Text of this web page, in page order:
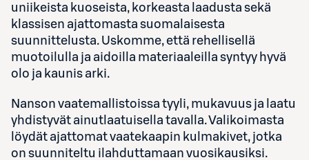
uniikeista kuoseista, korkeasta laadusta sekä
klassisen ajattomasta suomalaisesta
suunnittelusta. Uskomme, että rehellisellä
muotoilulla ja aidoilla materiaaleilla syntyy hyvä
olo ja kaunis arki.
Nanson vaatemallistoissa tyyli, mukavuus ja laatu
yhdistyvät ainutlaatuisella tavalla. Valikoimasta
löydät ajattomat vaatekaapin kulmakivet, jotka
on suunniteltu ilahduttamaan vuosikausiksi.